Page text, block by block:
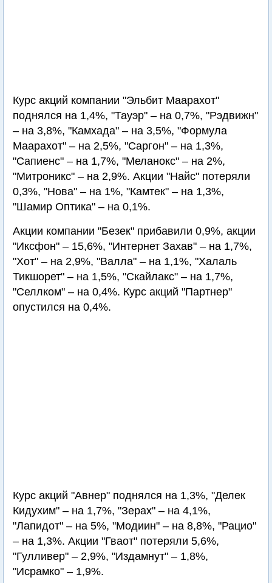
Курс акций компании "Эльбит Маарахот"
поднялся на 1,4%, "Тауэр" – на 0,7%, "Рэдвижн"
– на 3,8%, "Камхада" – на 3,5%, "Формула
Маарахот" – на 2,5%, "Саргон" – на 1,3%,
"Сапиенс" – на 1,7%, "Меланокс" – на 2%,
"Митроникс" – на 2,9%. Акции "Найс" потеряли
0,3%, "Нова" – на 1%, "Камтек" – на 1,3%,
"Шамир Оптика" – на 0,1%.
Акции компании "Безек" прибавили 0,9%, акции
"Иксфон" – 15,6%, "Интернет Захав" – на 1,7%,
"Хот" – на 2,9%, "Валла" – на 1,1%, "Халаль
Тикшорет" – на 1,5%, "Скайлакс" – на 1,7%,
"Селлком" – на 0,4%. Курс акций "Партнер"
опустился на 0,4%.
Курс акций "Авнер" поднялся на 1,3%, "Делек
Кидухим" – на 1,7%, "Зерах" – на 4,1%,
"Лапидот" – на 5%, "Модиин" – на 8,8%, "Рацио"
– на 1,3%. Акции "Гваот" потеряли 5,6%,
"Гулливер" – 2,9%, "Издамнут" – 1,8%,
"Исрамко" – 1,9%.